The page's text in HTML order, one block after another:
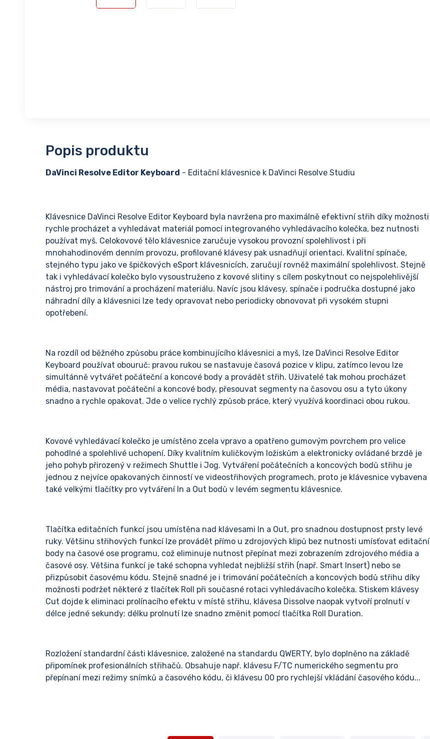
Popis produktu
DaVinci Resolve Editor Keyboard - Editační klávesnice k DaVinci Resolve Studiu
Klávesnice DaVinci Resolve Editor Keyboard byla navržena pro maximálně efektivní střih díky možnosti
rychle procházet a vyhledávat materiál pomocí integrovaného vyhledávacího kolečka, bez nutnosti
používat myš. Celokovové tělo klávesnice zaručuje vysokou provozní spolehlivost i při
mnohahodinovém denním provozu, profilované klávesy pak usnadňují orientaci. Kvalitní spínače,
stejného typu jako ve špičkových eSport klávesnicích, zaručují rovněž maximální spolehlivost. Stejně
tak i vyhledávací kolečko bylo vysoustruženo z kovové slitiny s cílem poskytnout co nejspolehlivější
nástroj pro trimování a procházení materiálu. Navíc jsou klávesy, spínače i područka dostupné jako
náhradní díly a klávesnici lze tedy opravovat nebo periodicky obnovovat při vysokém stupni
opotřebení.
Na rozdíl od běžného způsobu práce kombinujícího klávesnici a myš, lze DaVinci Resolve Editor
Keyboard používat obouruč: pravou rukou se nastavuje časová pozice v klipu, zatímco levou lze
simultánně vytvářet počáteční a koncové body a provádět střih. Uživatelé tak mohou procházet
média, nastavovat počáteční a koncové body, přesouvat segmenty na časovou osu a tyto úkony
snadno a rychle opakovat. Jde o velice rychlý způsob práce, který využívá koordinaci obou rukou.
Kovové vyhledávací kolečko je umístěno zcela vpravo a opatřeno gumovým povrchem pro velice
pohodlné a spolehlivé uchopení. Díky kvalitním kuličkovým ložiskům a elektronicky ovládané brzdě je
jeho pohyb přirozený v režimech Shuttle i Jog. Vytváření počátečních a koncových bodů střihu je
jednou z nejvíce opakovaných činností ve videostřihových programech, proto je klávesnice vybavena
také velkými tlačítky pro vytváření In a Out bodů v levém segmentu klávesnice.
Tlačítka editačních funkcí jsou umístěna nad klávesami In a Out, pro snadnou dostupnost prsty levé
ruky. Většinu střihových funkcí lze provádět přímo u zdrojových klipů bez nutnosti umísťovat editační
body na časové ose programu, což eliminuje nutnost přepínat mezi zobrazením zdrojového média a
časové osy. Většina funkcí je také schopna vyhledat nejbližší střih (např. Smart Insert) nebo se
přizpůsobit časovému kódu. Stejně snadné je i trimování počátečních a koncových bodů střihu díky
možnosti podržet některé z tlačítek Roll při současné rotaci vyhledávacího kolečka. Stiskem klávesy
Cut dojde k eliminaci prolínacího efektu v místě střihu, klávesa Dissolve naopak vytvoří prolnutí v
délce jedné sekundy; délku prolnutí lze snadno změnit pomocí tlačítka Roll Duration.
Rozložení standardní části klávesnice, založené na standardu QWERTY, bylo doplněno na základě
připomínek profesionálních střihačů. Obsahuje např. klávesu F/TC numerického segmentu pro
přepínaní mezi režimy snímků a časového kódu, či klávesu 00 pro rychlejší vkládání časového kódu...